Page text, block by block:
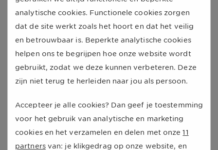
De hoeveelheid pijn en ongemak die de behandeling
geeft.
De begeleiding vanuit de specialist en/of het
ziekenhuis.
Inzicht in kans van slagen en risico’s op complicaties.
De omgang met vragen door de behandelaar.
analytische cookies. Functionele cookies zorgen
dat de site werkt zoals het hoort en dat het veilig
en betrouwbaar is. Beperkte analytische cookies
helpen ons te begrijpen hoe onze website wordt
gebruikt, zodat we deze kunnen verbeteren. Deze
zijn niet terug te herleiden naar jou als persoon.
Accepteer je alle cookies? Dan geef je toestemming
voor het gebruik van analytische en marketing
cookies en het verzamelen en delen met onze 11
partners van: je klikgedrag op onze website, en